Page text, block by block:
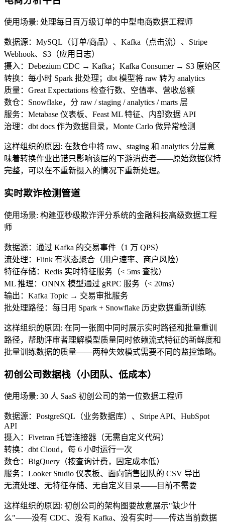
使用场景: 处理每日百万级订单的中型电商数据工程师
数据源：MySQL（订单/商品）、Kafka（点击流）、Stripe
Webhook、S3（应用日志）
摄入：Debezium CDC → Kafka；Kafka Consumer → S3 原始区
转换：每小时 Spark 批处理；dbt 模型将 raw 转为 analytics
质量：Great Expectations 检查行数、空值率、营收总额
数仓：Snowflake，分 raw / staging / analytics / marts 层
服务：Metabase 仪表板、Feast ML 特征、内部数据 API
治理：dbt docs 作为数据目录，Monte Carlo 做异常检测
这样组织的原因 : 在数仓中将 raw、staging 和 analytics 分层意
味着转换作业出错只影响该层的下游消费者——原始数据保持
完整，可以在不重新摄入的情况下重新处理。
实时欺诈检测管道
使用场景: 构建亚秒级欺诈评分系统的金融科技高级数据工程
师
数据源：通过 Kafka 的交易事件（1 万 QPS）
流处理：Flink 有状态聚合（用户速率、商户风险）
特征存储：Redis 实时特征服务（< 5ms 查找）
ML 推理：ONNX 模型通过 gRPC 服务（< 20ms）
输出：Kafka Topic → 交易审批服务
批处理路径：每日用 Spark + Snowflake 历史数据重新训练
这样组织的原因 : 在同一张图中同时展示实时路径和批量重训
路径，帮助评审者理解模型质量同时依赖流式特征的新鲜度和
批量训练数据的质量——两种失效模式需要不同的监控策略。
初创公司数据栈（小团队、低成本）
使用场景: 30 人 SaaS 初创公司的第一位数据工程师
数据源：PostgreSQL（业务数据库）、Stripe API、HubSpot
API
摄入：Fivetran 托管连接器（无需自定义代码）
转换：dbt Cloud，每 6 小时运行一次
数仓：BigQuery（按查询计费，固定成本低）
服务：Looker Studio 仪表板、面向销售团队的 CSV 导出
无流处理、无特征存储、无自定义目录——目前不需要
这样组织的原因 : 初创公司的架构图要故意展示"缺少什
么"——没有 CDC、没有 Kafka、没有实时——传达当前数据